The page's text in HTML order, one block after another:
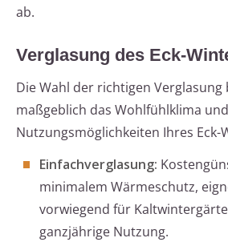
ab.
Verglasung des Eck-
Die Wahl der richtigen
maßgeblich das Wohlfühlklima
Nutzungsmöglichkeiten Ihres Eck-
Einfachverglasung:
minimalem Wärmeschutz,
vorwiegend für
ganzjährige Nutzung.